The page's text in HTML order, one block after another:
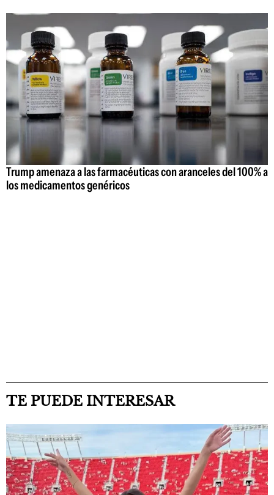
Trump amenaza a las farmacéuticas con aranceles del 100% a
los medicamentos genéricos
TE PUEDE INTERESAR